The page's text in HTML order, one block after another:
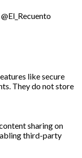
like secure
They do not store
sharing on
third-party